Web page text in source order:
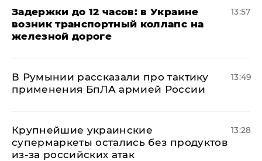
Задержки до 12 часов: в Украине
возник транспортный коллапс на
железной дороге
13:57
В Румынии рассказали про тактику
применения БпЛА армией России
13:49
Крупнейшие украинские
супермаркеты остались без продуктов
из-за российских атак
13:28